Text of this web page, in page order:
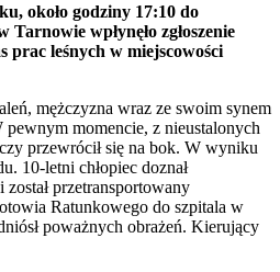
około godziny 17:10 do
wpłynęło zgłoszenie
prac leśnych w miejscowości
mężczyzna wraz ze swoim synem
momencie, z nieustalonych
przewrócił się na bok. W wyniku
10-letni chłopiec doznał
przetransportowany
Ratunkowego do szpitala w
poważnych obrażeń. Kierujący